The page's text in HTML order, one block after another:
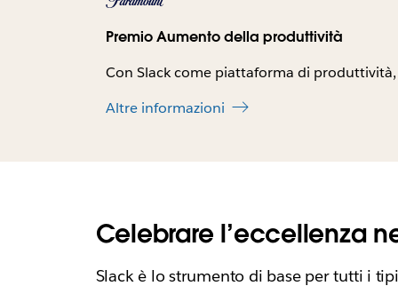
Premio Aumento della produttività
Con Slack come piattaforma di
Altre informazioni
Celebrare l’eccellenza
Slack è lo strumento di base per tutti i